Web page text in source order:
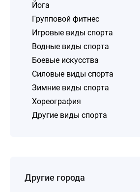
Йога
Групповой фитнес
Игровые виды спорта
Водные виды спорта
Боевые искусства
Силовые виды спорта
Зимние виды спорта
Хореография
Другие виды спорта
Другие города